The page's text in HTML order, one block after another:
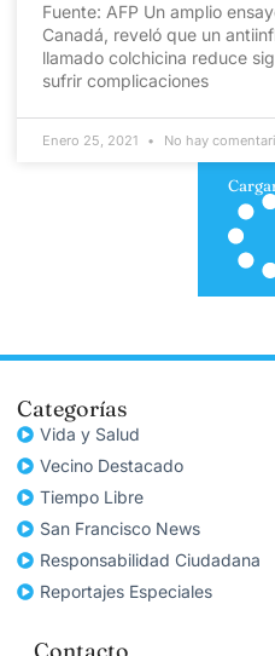
Fuente: AFP Un amplio
Canadá, reveló que un
llamado colchicina reduce
sufrir complicaciones
Enero 25, 2021 No hay
Categorías
Vida y Salud
Vecino Destacado
Tiempo Libre
San Francisco News
Responsabilidad Ciudadana
Reportajes Especiales